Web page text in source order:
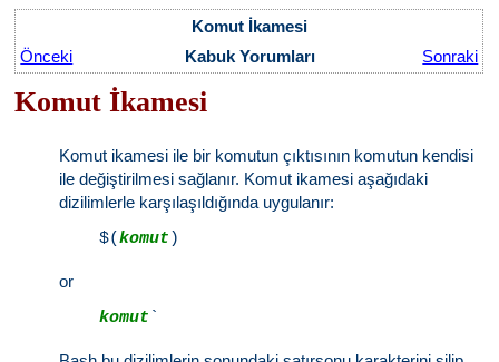
Komut İkamesi
Önceki
Kabuk Yorumları Sonraki
Komut İkamesi
Komut ikamesi ile bir komutun çıktısının komutun kendisi
ile değiştirilmesi sağlanır. Komut ikamesi aşağıdaki
dizilimlerle karşılaşıldığında uygulanır:
$(komut
or
komut